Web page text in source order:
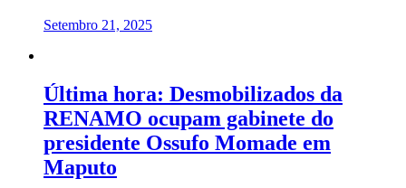
Setembro 21, 2025
Última hora: Desmobilizados da
RENAMO ocupam gabinete do
presidente Ossufo Momade em
Maputo